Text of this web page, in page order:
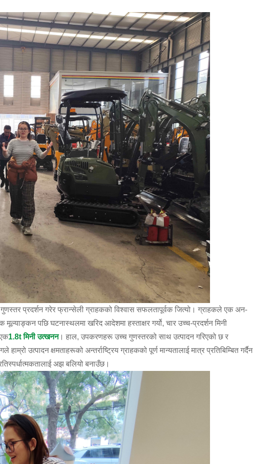
गुणस्तर प्रदर्शन गरेर फ्रान्सेली ग्राहकको विश्वास सफलतापूर्वक जित्यो। ग्राहकले एक अन-
मूल्याङ्कन पछि घटनास्थलमा खरिद आदेशमा हस्ताक्षर गर्यो, चार उच्च-प्रदर्शन मिनी
1.8t मिनी उत्खनन। हाल, उपकरणहरू उच्च गुणस्तरको साथ उत्पादन गरिएको छ र
उत्पादन क्षमताहरूको अन्तर्राष्ट्रिय ग्राहकको पूर्ण मान्यतालाई मात्र प्रतिबिम्बित गर्दैन
अझ बलियो बनाउँछ।